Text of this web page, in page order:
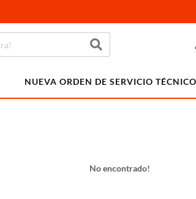
NUEVA ORDEN DE SERVICIO TÉCNICO
No encontrado!